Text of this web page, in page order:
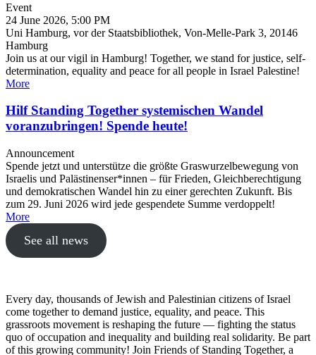
Event
24 June 2026, 5:00 PM
Uni Hamburg, vor der Staatsbibliothek, Von-Melle-Park 3, 20146
Hamburg
Join us at our vigil in Hamburg! Together, we stand for justice, self-
determination, equality and peace for all people in Israel Palestine!
More
Hilf Standing Together systemischen Wandel
voranzubringen! Spende heute!
Announcement
Spende jetzt und unterstütze die größte Graswurzelbewegung von
Israelis und Palästinenser*innen – für Frieden, Gleichberechtigung
und demokratischen Wandel hin zu einer gerechten Zukunft. Bis
zum 29. Juni 2026 wird jede gespendete Summe verdoppelt!
More
See all news
Every day, thousands of Jewish and Palestinian citizens of Israel
come together to demand justice, equality, and peace. This
grassroots movement is reshaping the future — fighting the status
quo of occupation and inequality and building real solidarity. Be part
of this growing community! Join Friends of Standing Together, a